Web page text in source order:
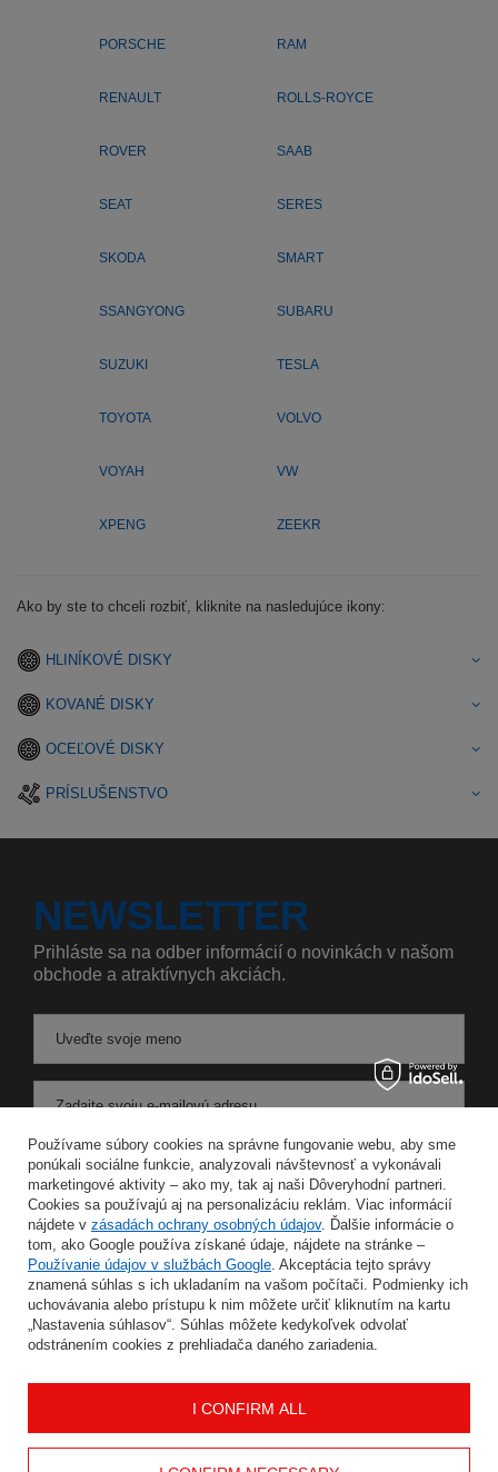
PORSCHE RAM
RENAULT ROLLS-ROYCE
ROVER SAAB
SEAT SERES
SKODA SMART
SSANGYONG SUBARU
SUZUKI TESLA
TOYOTA VOLVO
VOYAH VW
XPENG ZEEKR
Ako by ste to chceli rozbiť, kliknite na nasledujúce ikony:
HLINÍKOVÉ DISKY
KOVANÉ DISKY
OCEĽOVÉ DISKY
PRÍSLUŠENSTVO
NEWSLETTER
Prihláste sa na odber informácií o novinkách v našom
obchode a atraktívnych akciách.
Uveďte svoje meno
Zadajte svoju e-mailovú adresu
Súhlasím so spracovaním svojich osobných údajov na účely a v rozsahu služby Newsletter v
ULOŽIŤ
INFORMÁCIE
POMOC
Používame súbory cookies na správne fungovanie webu, aby sme
ponúkali sociálne funkcie, analyzovali návštevnosť a vykonávali
marketingové aktivity – ako my, tak aj naši Dôveryhodní partneri.
Cookies sa používajú aj na personalizáciu reklám. Viac informácií
nájdete v zásadách ochrany osobných údajov. Ďalšie informácie o
tom, ako Google používa získané údaje, nájdete na stránke –
Používanie údajov v službách Google. Akceptácia tejto správy
znamená súhlas s ich ukladaním na vašom počítači. Podmienky ich
uchovávania alebo prístupu k nim môžete určiť kliknutím na kartu
„Nastavenia súhlasov“. Súhlas môžete kedykoľvek odvolať
odstránením cookies z prehliadača daného zariadenia.
I CONFIRM ALL